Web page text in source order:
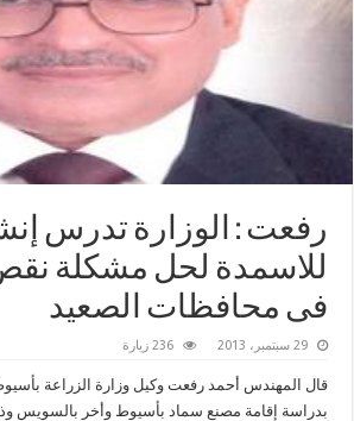
رفعت : الوزارة تدرس
للاسمدة لحل مشكلة
فى محافظات الصعيد
29 سبتمبر، 2013 236 زيارة
قال المهندس أحمد رفعت وكيل وزارة الزراعة
بدراسة إقامة مصنع سماد بأسيوط وأخر بالسويس